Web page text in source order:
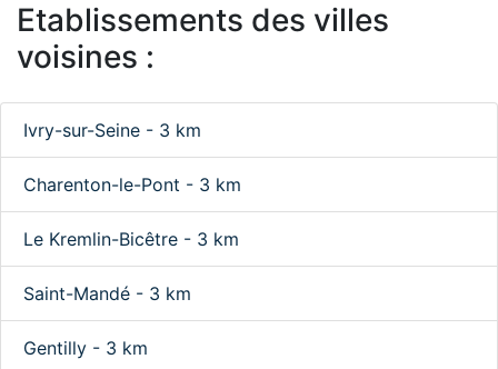
Etablissements des villes
voisines :
Ivry-sur-Seine - 3 km
Charenton-le-Pont - 3 km
Le Kremlin-Bicêtre - 3 km
Saint-Mandé - 3 km
Gentilly - 3 km